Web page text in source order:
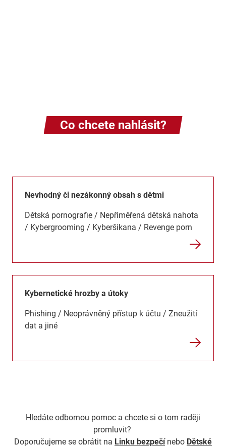
Co chcete nahlásit?
Nevhodný či nezákonný obsah s dětmi
Dětská pornografie / Nepřiměřená dětská nahota
/ Kybergrooming / Kyberšikana / Revenge porn
Kybernetické hrozby a útoky
Phishing / Neoprávněný přístup k účtu / Zneužití
dat a jiné
Hledáte odbornou pomoc a chcete si o tom raději
promluvit?
Doporučujeme se obrátit na Linku bezpečínebo Dětské